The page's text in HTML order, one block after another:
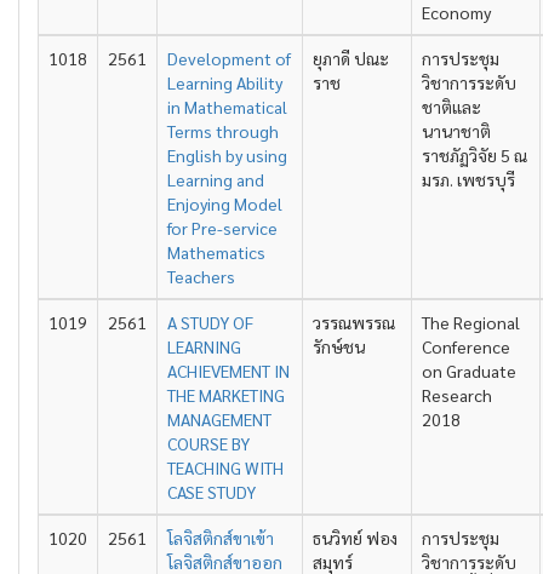
Economy
1018 2561
Development of
Learning Ability
in Mathematical
Terms through
English by using
Learning and
Enjoying Model
for Pre-service
Mathematics
Teachers
ยุภาดี ปณะ
ราช
การประชุม
วิชาการระดับ
ชาติและ
นานาชาติ
ราชภัฏวิจัย 5 ณ
มรภ. เพชรบุรี
1019 2561
A STUDY OF
LEARNING
ACHIEVEMENT IN
THE MARKETING
MANAGEMENT
COURSE BY
TEACHING WITH
CASE STUDY
วรรณพรรณ
รักษ์ชน
The Regional
Conference
on Graduate
Research
2018
1020 2561
โลจิสติกส์ขาเข้า
โลจิสติกส์ขาออก
ธนวิทย์ ฟอง
สมุทร์
การประชุม
วิชาการระดับ